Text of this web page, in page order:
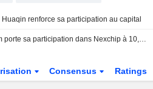
renforce sa participation au capital
Huaqin Telecom porte sa participation dans Nexchip à 10,82 %
Consensus Ratings